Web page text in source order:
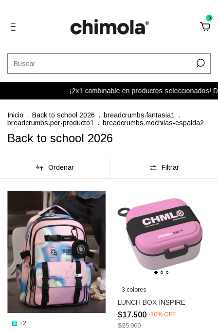
0
¡2x1 combinable en productos seleccionados! Del total de
Inicio . Back to school 2026 . breadcrumbs.fantasia1
.
breadcrumbs.por-producto1
. breadcrumbs.mochilas-espalda2
Back to school 2026
Ordenar Filtrar
+2
3 colores
LUNCH BOX INSPIRE
$17.500 -30% OFF
$25.000